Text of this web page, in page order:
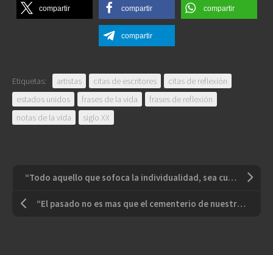
compartir compartir compartir
compartir
Etiquetas: artistas citas de escritores
citas de reflexión
estados unidos
frases de la vida
frases de reflexión
notas de la vida
siglo XX
“Todo aquello que sofoca la individualidad, sea cual sea el nombre que se le dé, es despotismo”
“El pasado no es mas que el cementerio de nuestras ilusiones”